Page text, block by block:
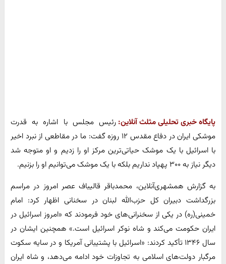
پایگاه خبری تحلیلی مثلث آنلاین: رئیس مجلس با اشاره به قدرت
موشکی ایران در دفاع مقدس ۱۲ روزه گفت: ما در مقاطعی از نبرد اخیر
با اسرائیل با یک موشک حیاتی‌ترین مرکز او را زدیم و او متوجه شد
دیگر نیاز به ۳۰۰ پهپاد نداریم بلکه با یک موشک می‌توانیم او را بزنیم.
به گزارش همشهری‌آنلاین، محمدباقر قالیباف عصر امروز در مراسم
بزرگداشت دبیران کل حزب‌الله لبنان در سخنانی اظهار کرد: امام
خمینی(ره) در یکی از سخنرانی‌های خود فرمودند که «امروز اسرائیل در
ایران حکومت می‌کند و شاه نوکر اسرائیل است.» همچنین ایشان در
سال ۱۳۴۶ تأکید کردند: «اسرائیل با پشتیبانی آمریکا و در سایه سکوت
مرگبار دولت‌های اسلامی به تجاوزات خود ادامه می‌دهد، و شاه ایران